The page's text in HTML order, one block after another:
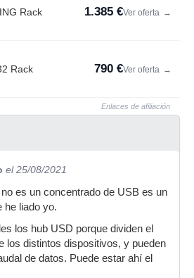
Rack 1.385 €Ver oferta →
Rack 790 €Ver oferta →
Enlaces de afiliación
el 25/08/2021
es un concentrado de USB es un
he liado yo.
los hub USD porque dividen el
los distintos dispositivos, y pueden
de datos. Puede estar ahí el